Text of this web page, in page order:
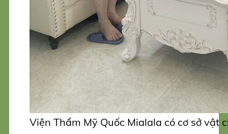
Viện Thẩm Mỹ Quốc Mialala có cơ sở vật